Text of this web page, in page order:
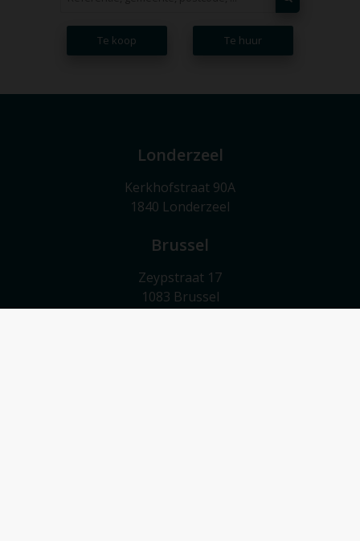
Te koop Te huur
Londerzeel
Kerkhofstraat 90A
1840 Londerzeel
Brussel
Zeypstraat 17
1083 Brussel